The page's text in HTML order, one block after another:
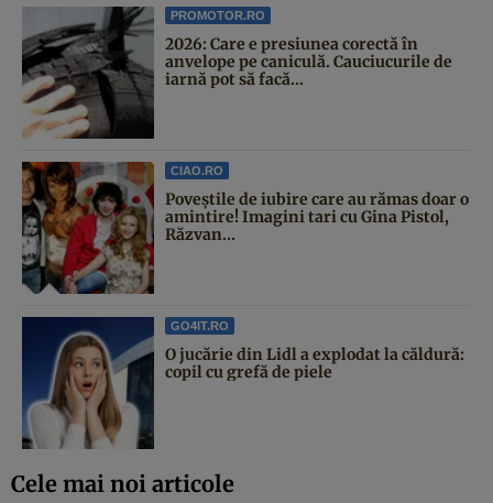
PROMOTOR.RO
2026: Care e presiunea corectă în
anvelope pe caniculă. Cauciucurile de
iarnă pot să facă...
CIAO.RO
Poveştile de iubire care au rămas doar o
amintire! Imagini tari cu Gina Pistol,
Răzvan...
GO4IT.RO
O jucărie din Lidl a explodat la căldură:
copil cu grefă de piele
Cele mai noi articole